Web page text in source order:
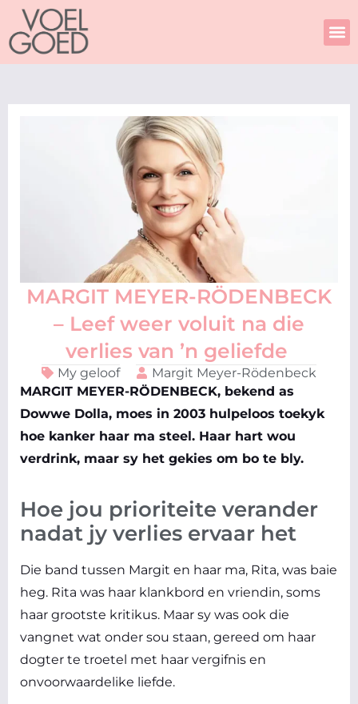
Skip
content
MARGIT MEYER-RÖDENBECK
– Leef weer voluit na die
verlies van ’n geliefde
My geloof
Margit Meyer-Rödenbeck
MARGIT MEYER-RÖDENBECK, bekend as
Dowwe Dolla, moes in 2003 hulpeloos toekyk
hoe kanker haar ma steel. Haar hart wou
verdrink, maar sy het gekies om bo te bly.
Hoe jou prioriteite verander
nadat jy verlies ervaar het
Die band tussen Margit en haar ma, Rita, was baie
heg. Rita was haar klankbord en vriendin, soms
haar grootste kritikus. Maar sy was ook die
vangnet wat onder sou staan, gereed om haar
dogter te troetel met haar vergifnis en
onvoorwaardelike liefde.